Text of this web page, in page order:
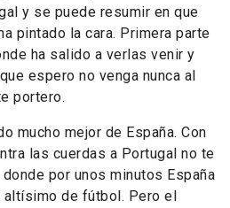
y se puede resumir en que
pintado la cara. Primera parte
ha salido a verlas venir y
espero no venga nunca al
portero.
mucho mejor de España. Con
las cuerdas a Portugal no te
por unos minutos España
altísimo de fútbol. Pero el